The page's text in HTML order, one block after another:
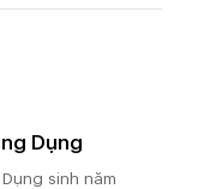
Dụng
sinh năm